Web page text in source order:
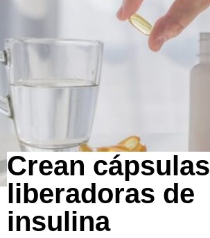
Crean cápsulas
liberadoras de
insulina